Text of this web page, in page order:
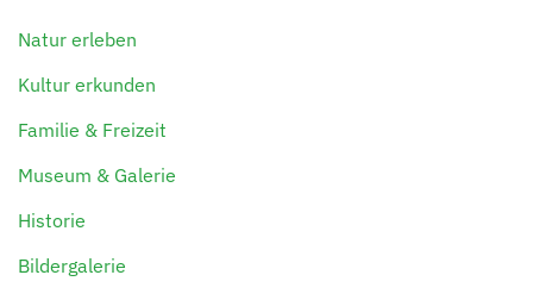
Natur erleben
Kultur erkunden
Familie & Freizeit
Museum & Galerie
Historie
Bildergalerie